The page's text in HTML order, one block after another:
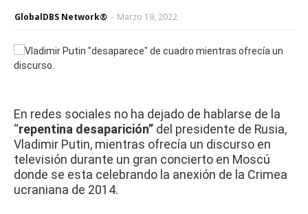
GlobalDBS Network® - Marzo 19, 2022
En redes sociales no ha dejado de hablarse de la
“repentina desaparición” del presidente de Rusia,
Vladimir Putin, mientras ofrecía un discurso en
televisión durante un gran concierto en Moscú
donde se esta celebrando la anexión de la Crimea
ucraniana de 2014.